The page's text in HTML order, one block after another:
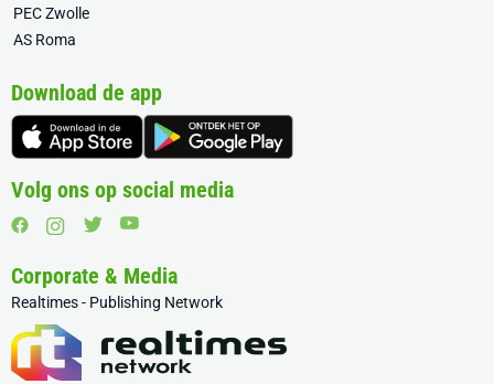
PEC Zwolle
AS Roma
Download de app
Volg ons op social media
Corporate & Media
Realtimes - Publishing Network